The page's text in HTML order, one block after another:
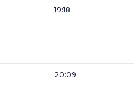
19:18
20:09